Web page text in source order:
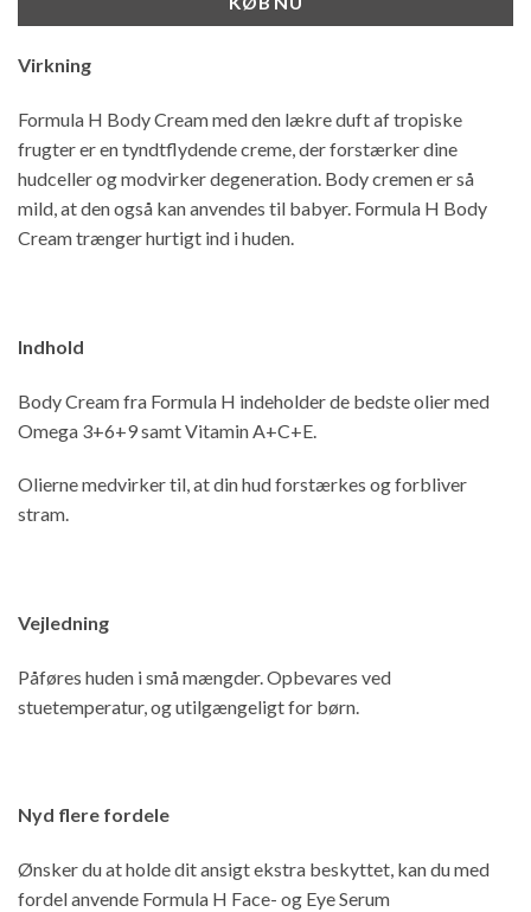
Virkning
Formula H Body Cream med den lækre duft af tropiske
frugter er en tyndtflydende creme, der forstærker dine
hudceller og modvirker degeneration. Body cremen er så
mild, at den også kan anvendes til babyer. Formula H Body
Cream trænger hurtigt ind i huden.
Indhold
Body Cream fra Formula H indeholder de bedste olier med
Omega 3+6+9 samt Vitamin A+C+E.
Olierne medvirker til, at din hud forstærkes og forbliver
stram.
Vejledning
Påføres huden i små mængder. Opbevares ved
stuetemperatur, og utilgængeligt for børn.
Nyd flere fordele
Ønsker du at holde dit ansigt ekstra beskyttet, kan du med
fordel anvende Formula H Face- og Eye Serum